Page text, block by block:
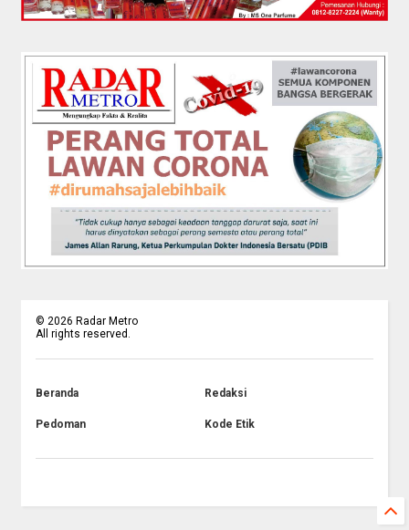
© 2026 Radar Metro
All rights reserved.
Beranda Redaksi
Pedoman Kode Etik